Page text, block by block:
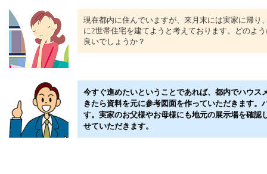
現在都内に住んでいますが、来月末には実家に帰り
に2世帯住宅を建てようと考えております。どのよ
良いでしょうか？
今すぐ進めたいということであれば、都内でハウ
きたら資料を元に参考図面を作っていただきます
す。実家のお父様やお母様にも地元の展示場を確
せていただきます。